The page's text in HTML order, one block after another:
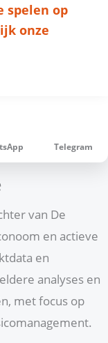
spelen op
onze
Telegram
van De
en actieve
en
analyses en
met focus op